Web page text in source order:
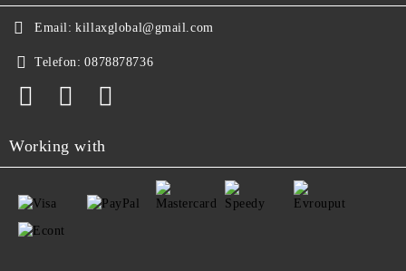
Email: killaxglobal@gmail.com
Telefon: 0878878736
Working with